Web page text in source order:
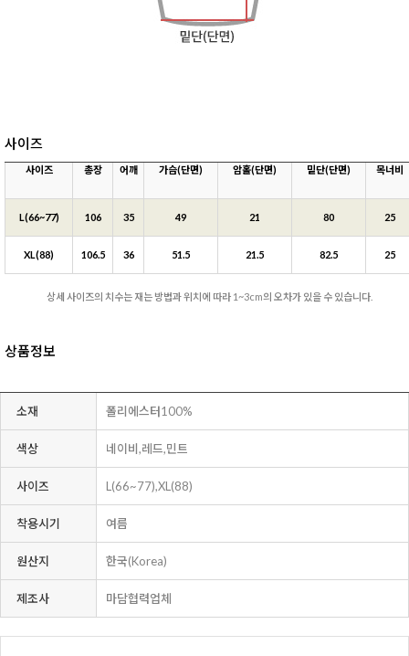
사이즈
사이즈 총장 어깨 가슴(단면) 암홀(단면) 밑단(단면) 목너비
L(66~77) 106 35 49 21 80 25
XL(88) 106.5 36 51.5 21.5 82.5 25
상세 사이즈의 치수는 재는 방법과 위치에 따라 1~3cm의 오차가 있을 수 있습니다.
상품정보
소재 폴리에스터100%
색상 네이비,레드,민트
사이즈 L(66~77),XL(88)
착용시기 여름
원산지 한국(Korea)
제조사 마담협력업체